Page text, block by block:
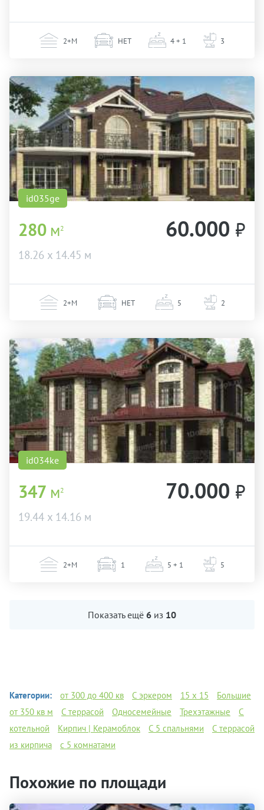
2+М НЕТ 4 + 1 3
id035ge
280 м2
18.26 х 14.45 м
60.000 ₽
2+М НЕТ 5 2
id034ke
347 м2
19.44 х 14.16 м
70.000 ₽
2+М 1 5 + 1 5
Показать ещё 6 из 10
Категории: от 300 до 400 кв С эркером 15 х 15
Большие
от 350 кв м
С террасой Односемейные Трехэтажные
С
котельной
Кирпич | Керамоблок С 5 спальнями
С террасой
из кирпича
с 5 комнатами
Похожие по площади